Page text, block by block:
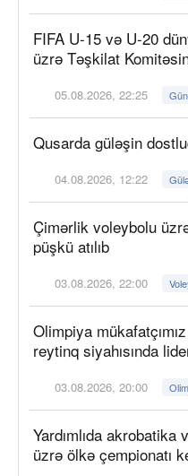
FIFA U-15 və U-20
üzrə Təşkilat
05.08.2026, 22:25
Qusarda güləşin
04.08.2026, 12:22
Çimərlik voleybolu
püşkü atılıb
03.08.2026, 22:00
Olimpiya
reytinq siyahısında
03.08.2026, 20:00
Yardımlıda akrobatika
üzrə ölkə çempionatı